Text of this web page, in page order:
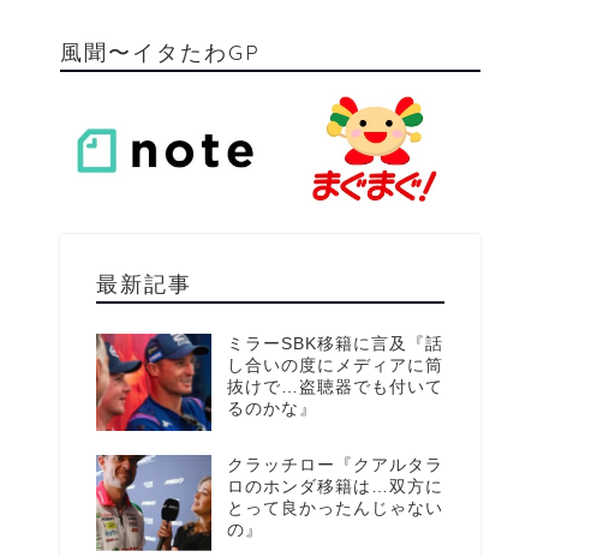
風聞〜イタたわGP
最新記事
ミラーSBK移籍に言及『話
し合いの度にメディアに筒
抜けで…盗聴器でも付いて
るのかな』
クラッチロー『クアルタラ
ロのホンダ移籍は…双方に
とって良かったんじゃない
の』